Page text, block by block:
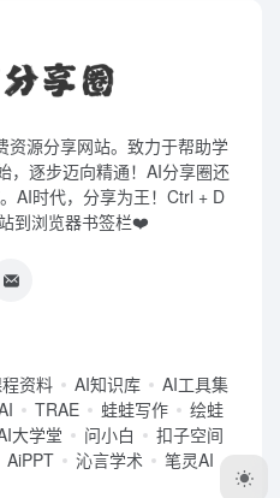
资源分享网站。致力于帮助学
，逐步迈向精通！AI分享圈还
AI时代，分享为王！Ctrl + D
到浏览器书签栏❤️
资料 AI知识库
AI工具集
TRAE 蛙蛙写作
绘蛙
大学堂 问小白
扣子空间
AiPPT 沁言学术 笔灵AI